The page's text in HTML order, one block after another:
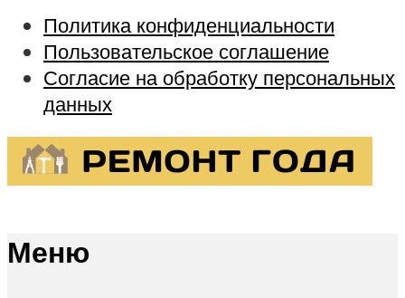
Политика конфиденциальности
Пользовательское соглашение
Согласие на обработку персональных
данных
Меню